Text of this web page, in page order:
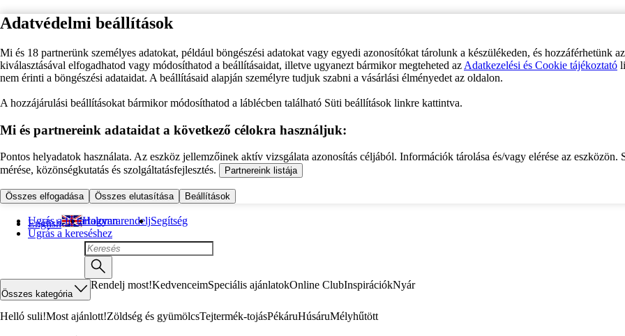
Adatvédelmi beállítások
Mi és 18 partnerünk személyes adatokat, például böngészési adatokat vagy egyedi azonosítókat tárolunk a készülékeden, és hozzáférhetünk
kiválasztásával elfogadhatod vagy módosíthatod a beállításaidat, illetve ugyanezt bármikor megteheted az Adatkezelési és Cookie tájékoztató
nem érinti a böngészési adataidat. A beállításaid alapján személyre tudjuk szabni a vásárlási élményedet az oldalon.
A hozzájárulási beállításokat bármikor módosíthatod a láblécben található Süti beállítások linkre kattintva.
Mi és partnereink adataidat a következő célokra használjuk:
Pontos helyadatok használata. Az eszköz jellemzőinek aktív vizsgálata azonosítás céljából. Információk tárolása és/vagy elérése az eszközön.
mérése, közönségkutatás és szolgáltatásfejlesztés.
Partnereink listája
Összes elfogadása Összes elutasítása Beállítások
Ugrás a fő tartalomra
Ugrás a kereséshez
English Hogyan rendeljSegítség
Összes kategória
Rendelj most!KedvenceimSpeciális ajánlatokOnline ClubInspirációkNyár
Helló suli!Most ajánlott!Zöldség és gyümölcsTejtermék-tojásPékáruHúsáruMélyhűtött